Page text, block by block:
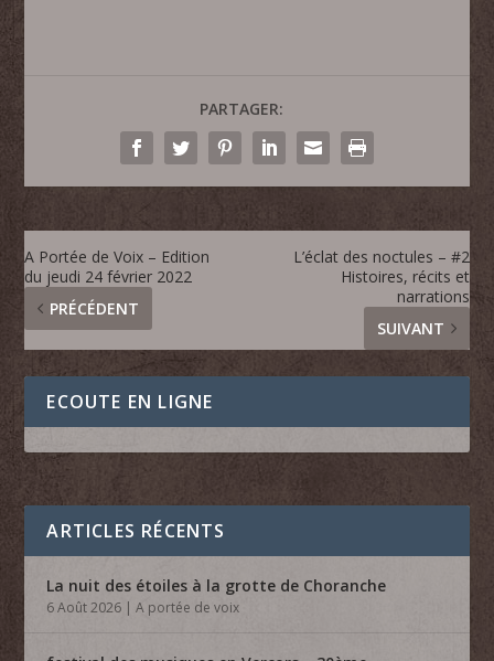
PARTAGER:
A Portée de Voix – Edition
du jeudi 24 février 2022
PRÉCÉDENT
L’éclat des noctules – #2
Histoires, récits et
narrations
SUIVANT
ECOUTE EN LIGNE
ARTICLES RÉCENTS
La nuit des étoiles à la grotte de Choranche
6 Août 2026 |A portée de voix